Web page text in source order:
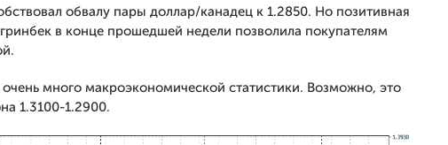
обвалу пары доллар/канадец к 1.2850. Но позитивная
в конце прошедшей недели позволила покупателям
много макроэкономической статистики. Возможно, это
1.3100-1.2900.